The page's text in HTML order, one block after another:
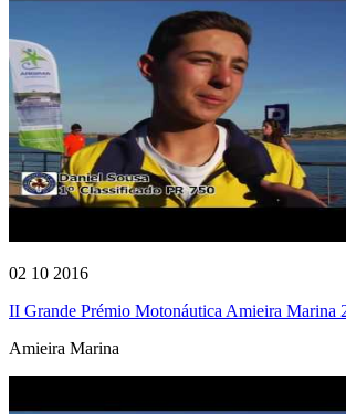
02 10 2016
II Grande Prémio Motonáutica Amieira Marina
Amieira Marina